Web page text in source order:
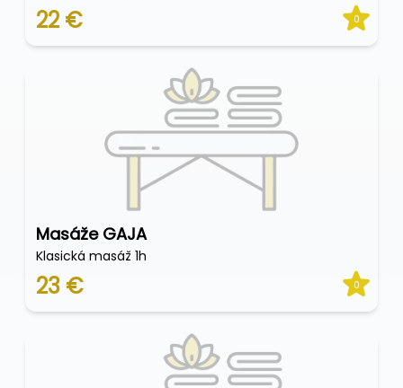
22 € 0
Masáže GAJA
Klasická masáž 1h
23 € 0